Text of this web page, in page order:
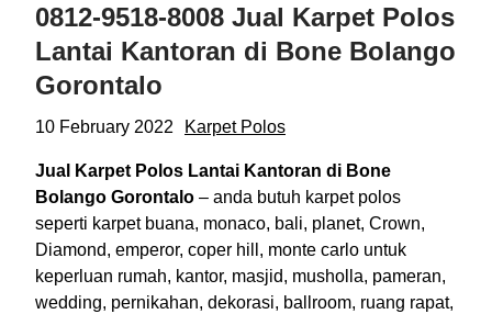
0812-9518-8008 Jual Karpet Polos
Lantai Kantoran di Bone Bolango
Gorontalo
10 February 2022 Karpet Polos
Jual Karpet Polos Lantai Kantoran di Bone
Bolango Gorontalo – anda butuh karpet polos
seperti karpet buana, monaco, bali, planet, Crown,
Diamond, emperor, coper hill, monte carlo untuk
keperluan rumah, kantor, masjid, musholla, pameran,
wedding, pernikahan, dekorasi, ballroom, ruang rapat,